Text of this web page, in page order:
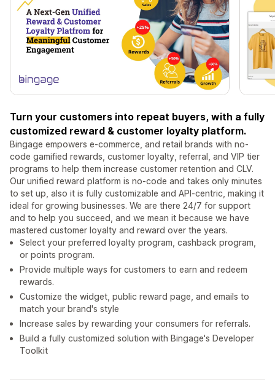
Turn your customers into repeat buyers, with a fully
customized reward & customer loyalty platform.
Bingage empowers e-commerce, and retail brands with no-
code gamified rewards, customer loyalty, referral, and VIP tier
programs to help them increase customer retention and CLV.
Our unified reward platform is no-code and takes only minutes
to set up, also it is fully customizable and API-centric, making it
ideal for growing businesses. We are there 24/7 for support
and to help you succeed, and we mean it because we have
mastered customer loyalty and reward over the years.
Select your preferred loyalty program, cashback program,
or points program.
Provide multiple ways for customers to earn and redeem
rewards.
Customize the widget, public reward page, and emails to
match your brand's style
Increase sales by rewarding your consumers for referrals.
Build a fully customized solution with Bingage's Developer
Toolkit